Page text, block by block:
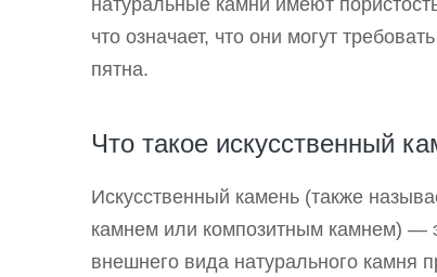
что означает, что они могут
пятна.
Что такое искусственный
Искусственный камень (также
камнем или композитным камнем) —
внешнего вида натурального камня